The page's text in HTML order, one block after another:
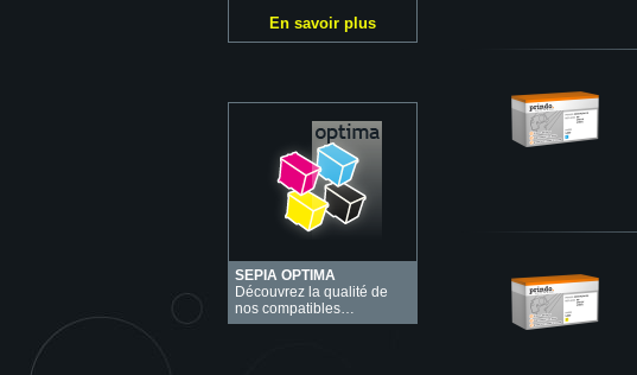
En savoir plus
SEPIA OPTIMA
Découvrez la qualité de
nos compatibles…